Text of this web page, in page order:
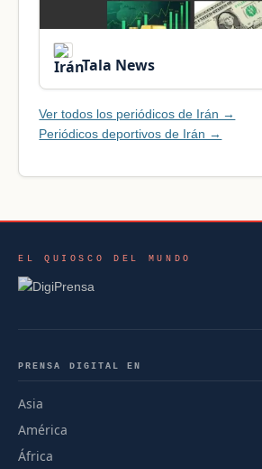
Tala News
Ver todos los periódicos de Irán →
Periódicos deportivos de Irán →
EL QUIOSCO DEL MUNDO
PRENSA DIGITAL EN
Asia
América
África